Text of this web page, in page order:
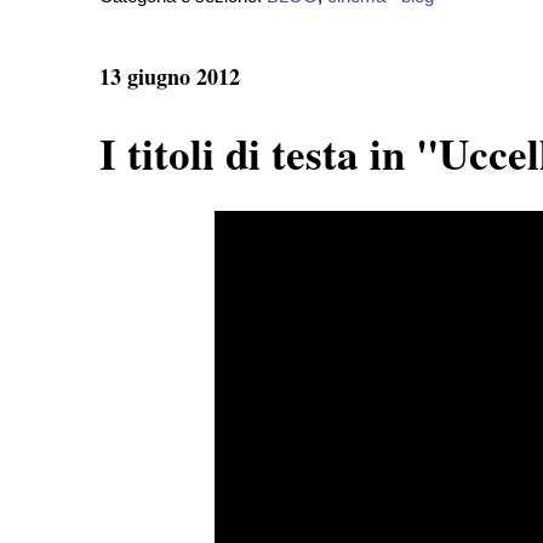
13 giugno 2012
I titoli di testa in